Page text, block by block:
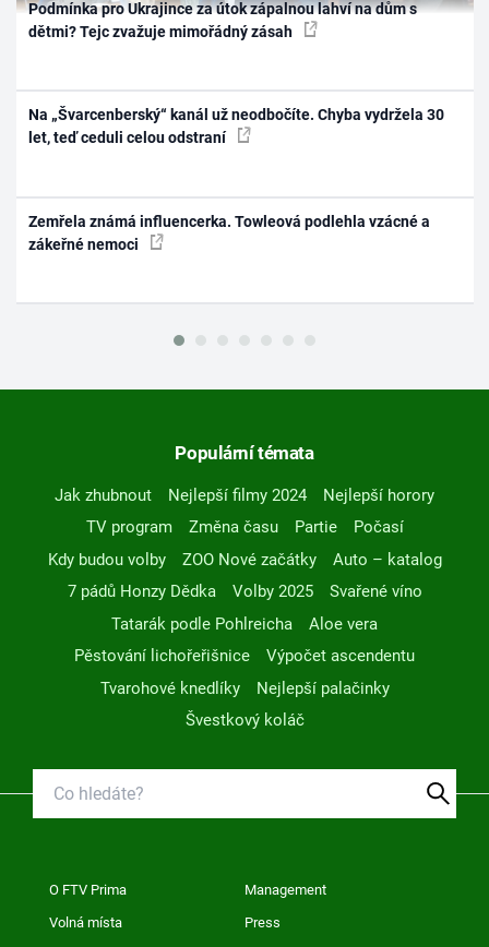
Podmínka pro Ukrajince za útok zápalnou lahví na dům s
dětmi? Tejc zvažuje mimořádný zásah
Na „Švarcenberský“ kanál už neodbočíte. Chyba vydržela 30
let, teď ceduli celou odstraní
Zemřela známá influencerka. Towleová podlehla vzácné a
zákeřné nemoci
Populární témata
Jak zhubnout Nejlepší filmy 2024
Nejlepší horory
TV program
Změna času Partie
Počasí
Kdy budou volby
ZOO Nové začátky
Auto – katalog
7 pádů Honzy Dědka
Volby 2025
Svařené víno
Tatarák podle Pohlreicha
Aloe vera
Pěstování lichořeřišnice
Výpočet ascendentu
Tvarohové knedlíky
Nejlepší palačinky
Švestkový koláč
O FTV Prima Management
Volná místa Press